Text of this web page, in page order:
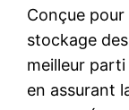
Conçue
stockage
meilleur parti
en assurant